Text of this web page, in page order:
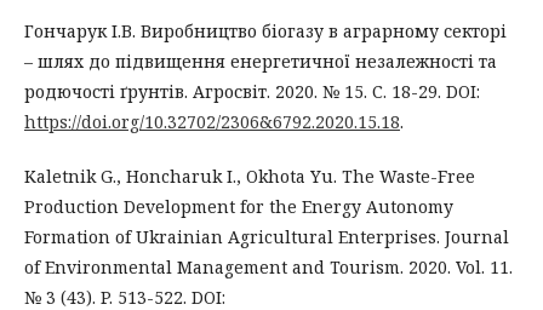
Гончарук І.В. Виробництво біогазу в аграрному секторі
– шлях до підвищення енергетичної незалежності та
родючості ґрунтів. Агросвіт. 2020. № 15. С. 18-29. DOI:
https://doi.org/10.32702/2306&6792.2020.15.18.
Kaletnik G., Honcharuk I., Okhota Yu. The Waste-Free
Production Development for the Energy Autonomy
Formation of Ukrainian Agricultural Enterprises. Journal
of Environmental Management and Tourism. 2020. Vol. 11.
№ 3 (43). P. 513-522. DOI: